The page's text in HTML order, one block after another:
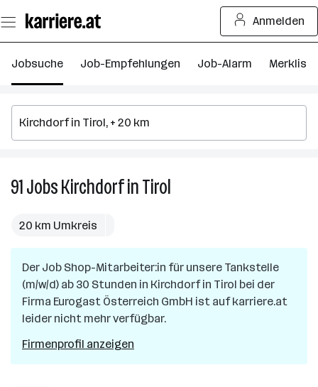
Seiteninhalt
springen
Anmelden
Jobsuche Job-Empfehlungen Job-Alarm Merkliste
91JobsKirchdorf in Tirol
in
Tirol
20 km Umkreis
Der Job Shop-Mitarbeiter:in für unsere Tankstelle
(m/w/d) ab 30 Stunden in Kirchdorf in Tirol bei der
Firma Eurogast Österreich GmbH ist auf karriere.at
leider nicht mehr verfügbar.
Firmenprofil anzeigen